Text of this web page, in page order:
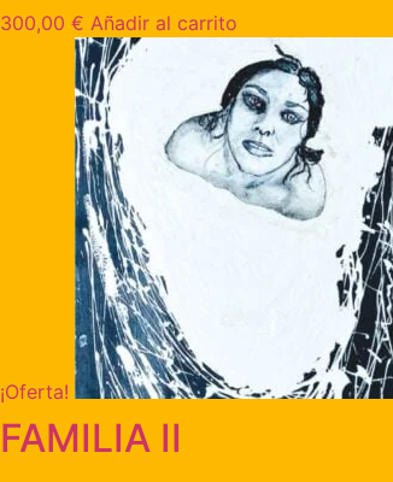
300,00 € Añadir al carrito
¡Oferta!
FAMILIA II